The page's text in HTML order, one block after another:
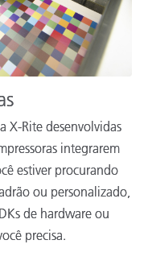
X-Rite desenvolvidas
integrarem
estiver procurando
ou personalizado,
de hardware ou
precisa.